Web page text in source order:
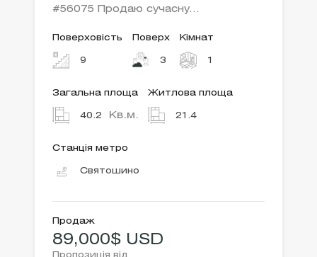
#56075 Продаю сучасну…
Поверховість
9
Поверх
3
Кімнат
1
Загальна площа
40.2 Кв.м.
Житлова площа
21.4
Станція метро
Святошино
Продаж
89,000$ USD